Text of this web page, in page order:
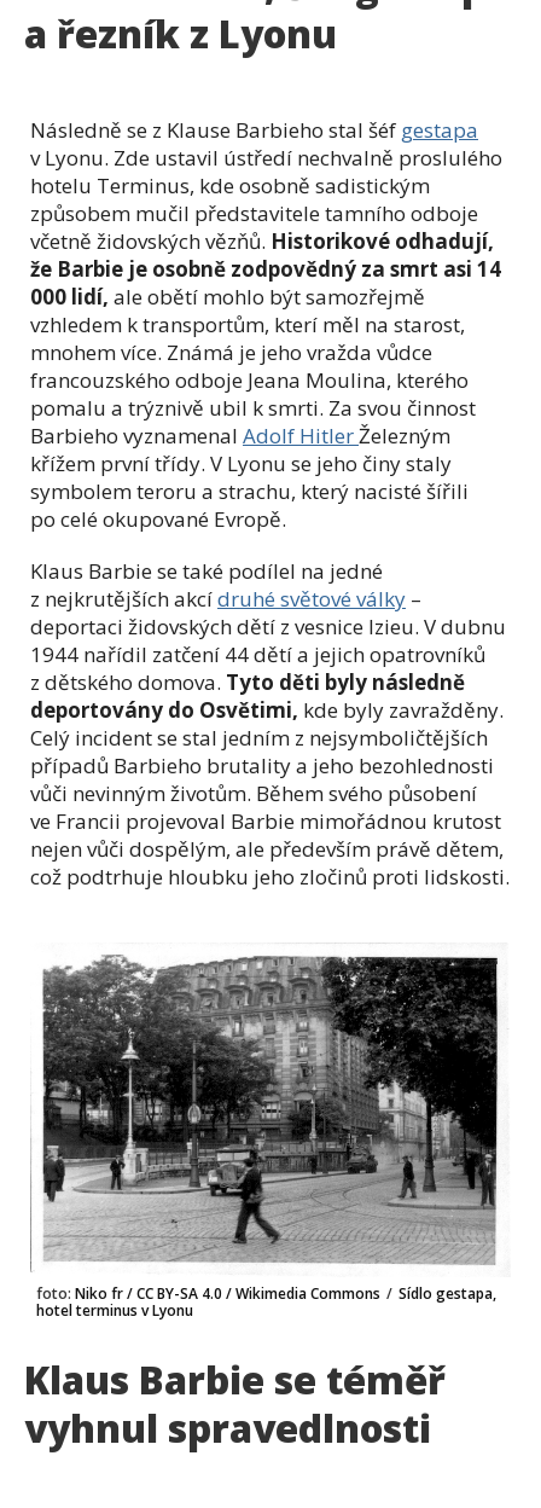
a řezník z Lyonu
Následně se z Klause Barbieho stal šéf gestapa
v Lyonu. Zde ustavil ústředí nechvalně proslulého
hotelu Terminus, kde osobně sadistickým
způsobem mučil představitele tamního odboje
včetně židovských vězňů. Historikové odhadují,
že Barbie je osobně zodpovědný za smrt asi 14
000 lidí, ale obětí mohlo být samozřejmě
vzhledem k transportům, kterí měl na starost,
mnohem více. Známá je jeho vražda vůdce
francouzského odboje Jeana Moulina, kterého
pomalu a trýznivě ubil k smrti. Za svou činnost
Barbieho vyznamenal Adolf HitlerŽelezným
křížem první třídy. V Lyonu se jeho činy staly
symbolem teroru a strachu, který nacisté šířili
po celé okupované Evropě.
Klaus Barbie se také podílel na jedné
z nejkrutějších akcídruhé světové války –
deportaci židovských dětí z vesnice Izieu. V dubnu
1944 nařídil zatčení 44 dětí a jejich opatrovníků
z dětského domova. Tyto děti byly následně
deportovány do Osvětimi, kde byly zavražděny.
Celý incident se stal jedním z nejsymboličtějších
případů Barbieho brutality a jeho bezohlednosti
vůči nevinným životům. Během svého působení
ve Francii projevoval Barbie mimořádnou krutost
nejen vůči dospělým, ale především právě dětem,
což podtrhuje hloubku jeho zločinů proti lidskosti.
foto: Niko fr / CC BY-SA 4.0 / Wikimedia Commons / Sídlo gestapa,
hotel terminus v Lyonu
Klaus Barbie se téměř
vyhnul spravedlnosti